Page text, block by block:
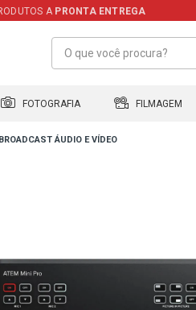
A PRONTA ENTREGA
FOTOGRAFIA FILMAGEM
BROADCAST ÁUDIO E VÍDEO